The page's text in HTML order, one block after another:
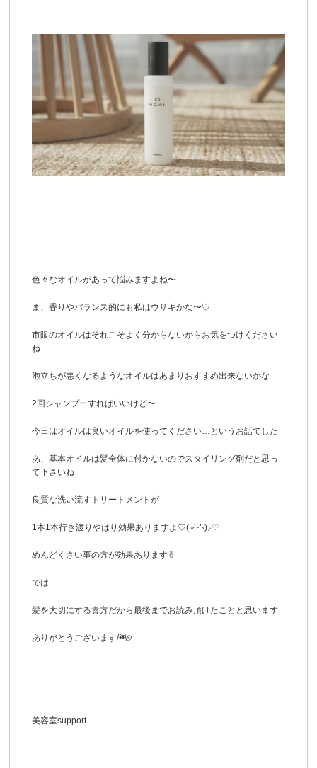
色々なオイルがあって悩みますよね〜
ま、香りやバランス的にも私はウサギかな〜♡
市販のオイルはそれこそよく分からないからお気をつけください
ね
泡立ちが悪くなるようなオイルはあまりおすすめ出来ないかな
2回シャンプーすればいいけど〜
今日はオイルは良いオイルを使ってください…というお話でした
あ、基本オイルは髪全体に付かないのでスタイリング剤だと思っ
て下さいね
良質な洗い流すトリートメントが
1本1本行き渡りやはり効果ありますよ♡( ˶’ᵕ’˶)⸝‪‪‎♡
めんどくさい事の方が効果あります✌︎
では
髪を大切にする貴方だから最後までお読み頂けたことと思います
ありがとうございます/•᷅‎‎•᷄\୭
美容室support